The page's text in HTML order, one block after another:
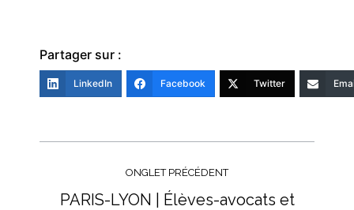
Partager sur :
LinkedIn Facebook Twitter
commentaire
ONGLET PRÉCÉDENT
PARIS-LYON | Élèves-avocats et